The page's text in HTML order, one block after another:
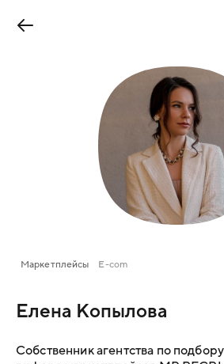
Маркетплейсы E-com
Елена Копылова
Собственник агентства по